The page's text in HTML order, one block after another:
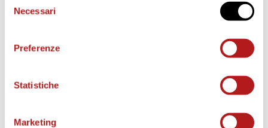
delNecessari
Preferenze
Statistiche
Marketing
AS CITTADELLA STORE